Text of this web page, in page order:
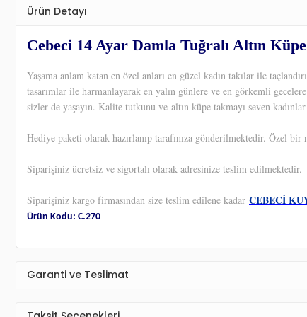
Ürün Detayı
Cebeci 14 Ayar Damla Tuğralı Altın Küpe
Yaşama anlam katan en özel anları en güzel kadın takılar ile
tasarımlar ile harmanlayarak en yalın günlere ve en görkemli
sizler de yaşayın. Kalite tutkunu ve altın küpe takmayı seven
Hediye paketi olarak hazırlanıp tarafınıza gönderilmektedir. Özel
Siparişiniz ücretsiz ve sigortalı olarak adresinize teslim edilmektedir.
Siparişiniz kargo firmasından size teslim edilene kadar CEBECİ
Ürün Kodu: C.270
Garanti ve Teslimat